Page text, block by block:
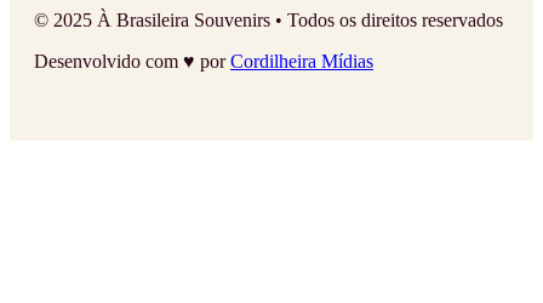
© 2025 À Brasileira Souvenirs • Todos os direitos reservados
Desenvolvido com ♥ porCordilheira Mídias